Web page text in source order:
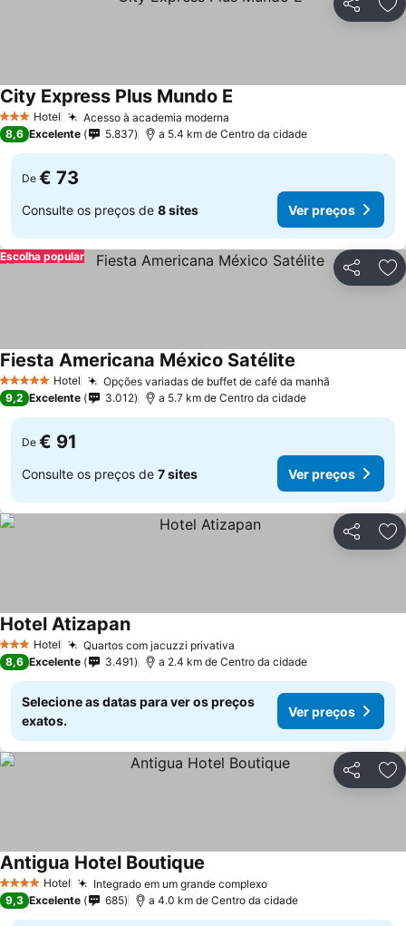
Partilhar
3 EstrelasHotel Acesso à academia moderna
City Express Plus Mundo E
8,6 Excelente 5.837 a 5.4 km de Centro da cidade
De € 73
Consulte os preços de 8 sites Ver preços
Partilhar
Escolha popular
5 Estrelas Hotel Opções variadas de buffet de café da manhã
Fiesta Americana México Satélite
9,2 Excelente 3.012 a 5.7 km de Centro da cidade
De € 91
Consulte os preços de 7 sites Ver preços
Partilhar
3 EstrelasHotel Quartos com jacuzzi privativa
Hotel Atizapan
8,6 Excelente 3.491 a 2.4 km de Centro da cidade
Selecione as datas para ver os preços
exatos.
Ver preços
Partilhar
4 EstrelasHotel Integrado em um grande complexo
Antigua Hotel Boutique
9,3 Excelente 685 a 4.0 km de Centro da cidade